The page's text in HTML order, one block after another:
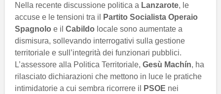
Nella recente discussione politica a Lanzarote, le
accuse e le tensioni tra il
Partito Socialista Operaio
Spagnolo e il Cabildo locale sono aumentate a
dismisura, sollevando interrogativi sulla gestione
territoriale e sull’integrità dei funzionari pubblici.
L’assessore alla Politica Territoriale, Gesù Machín, ha
rilasciato dichiarazioni che mettono in luce le pratiche
intimidatorie a cui sembra ricorrere il
PSOE nei